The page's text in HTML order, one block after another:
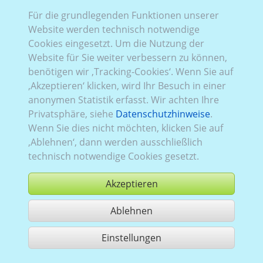
VW_818:Baureihe T6,2015–2019,2,Heckflügeltüren
Verglasung Linksverblecht, Rechtsteilverglast
verblecht
kaufen
1 Treffer teilen
Für die grundlegenden Funktionen unserer
Website werden technisch notwendige
Cookies eingesetzt. Um die Nutzung der
Website für Sie weiter verbessern zu können,
benötigen wir ‚Tracking-Cookies‘. Wenn Sie auf
‚Akzeptieren‘ klicken, wird Ihr Besuch in einer
anonymen Statistik erfasst. Wir achten Ihre
Privatsphäre, siehe Datenschutzhinweise.
Wenn Sie dies nicht möchten, klicken Sie auf
‚Ablehnen‘, dann werden ausschließlich
technisch notwendige Cookies gesetzt.
Akzeptieren
Ablehnen
Einstellungen